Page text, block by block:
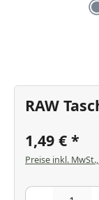
RAW
1,49 €
Preise inkl.
Produkt Anzahl: